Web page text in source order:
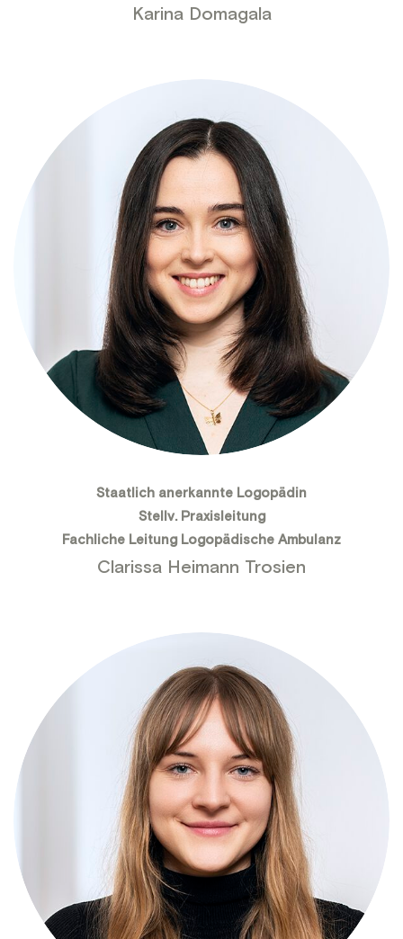
Karina Domagala
Staatlich anerkannte Logopädin
Stellv. Praxisleitung
Fachliche Leitung Logopädische Ambulanz
Clarissa Heimann Trosien